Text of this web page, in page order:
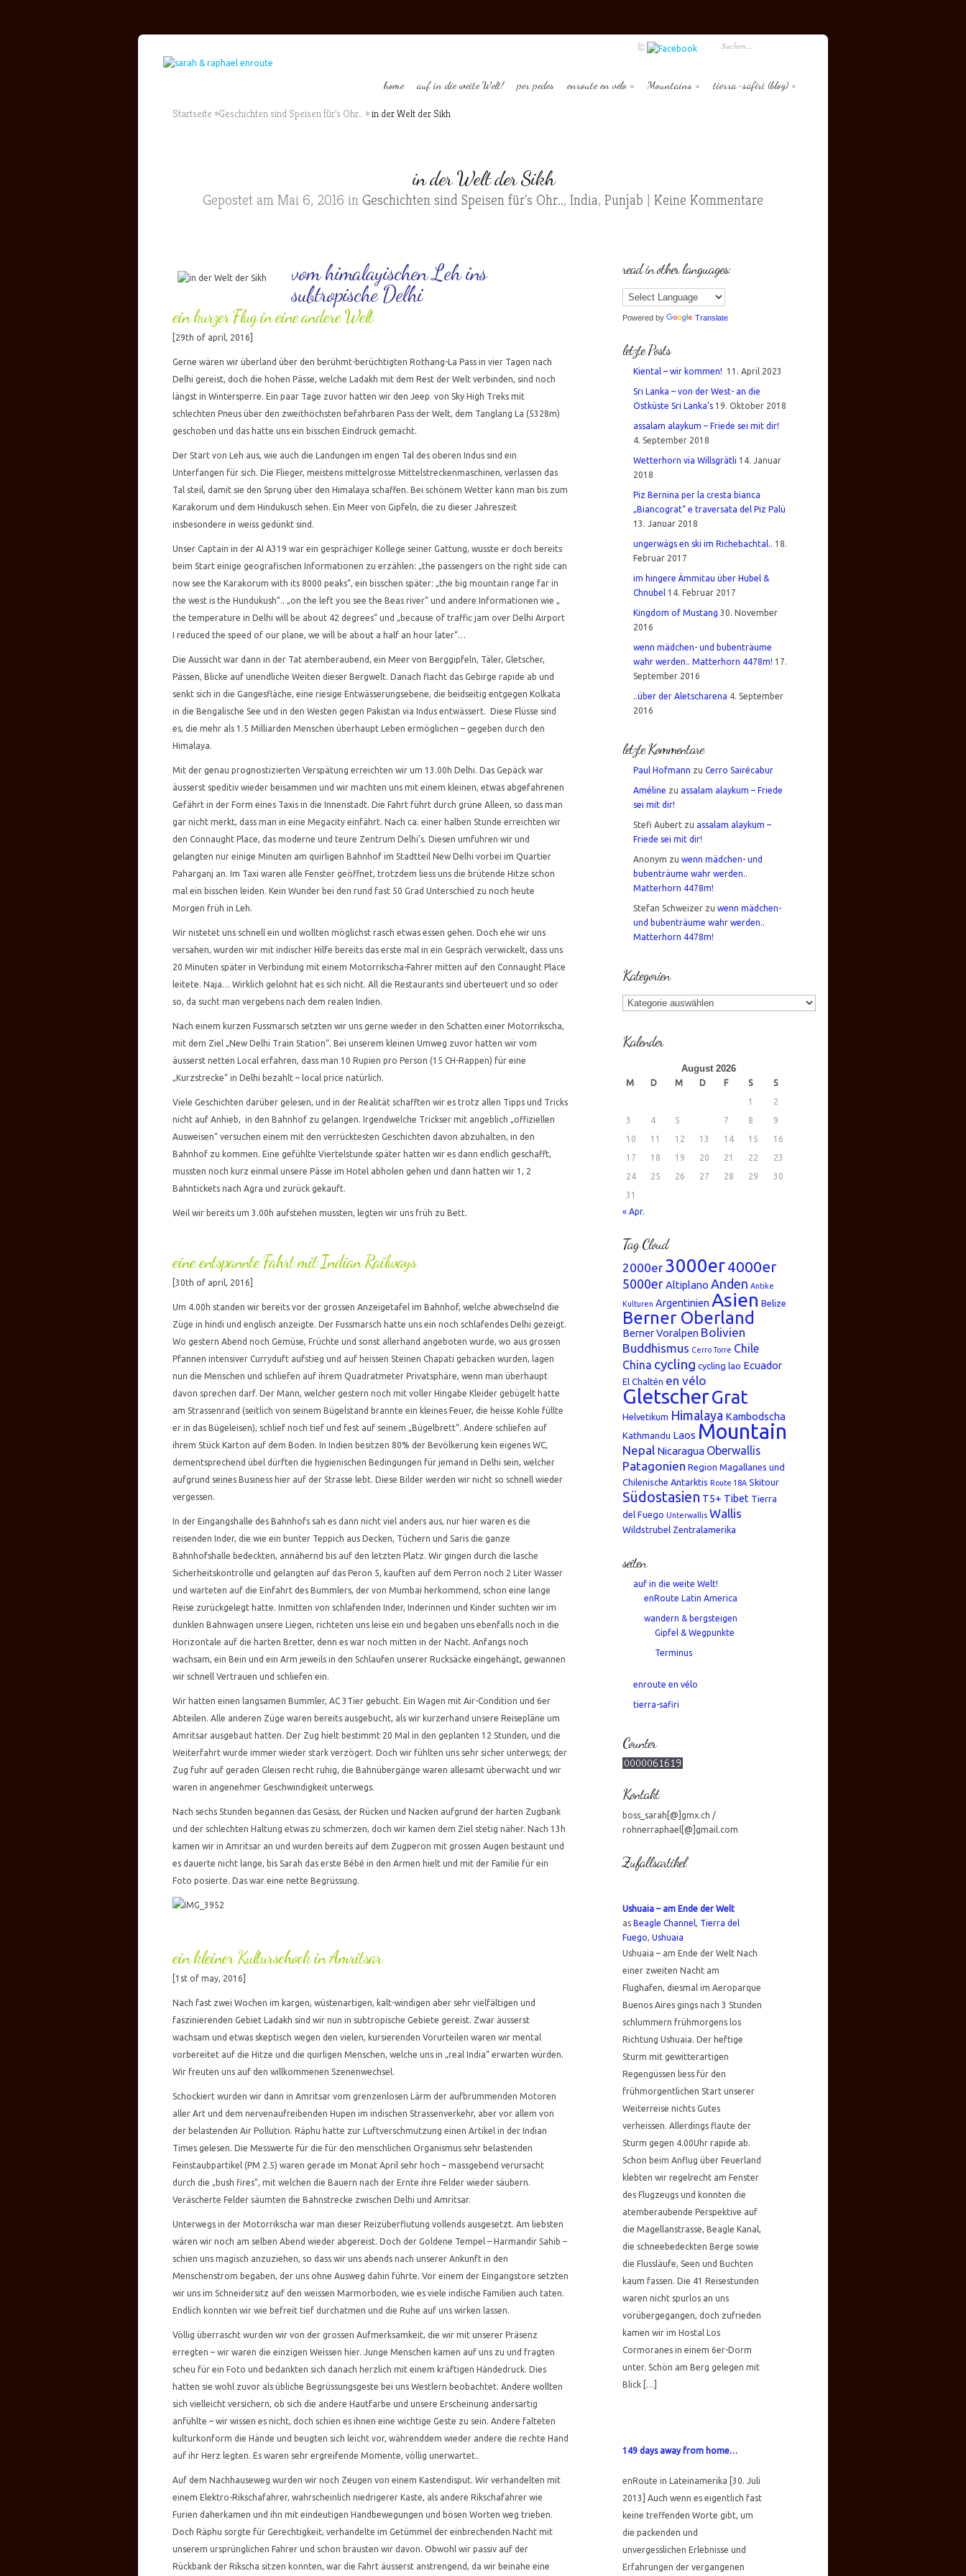
home auf in die weite Welt! per pedes enroute en vélo Mountains tierra-safiri (blog)
Startseite »Geschichten sind Speisen für's Ohr.. »in der Welt der Sikh
in der Welt der Sikh
Gepostet am Mai 6, 2016 in Geschichten sind Speisen für's Ohr.., India, Punjab | Keine Kommentare
vom himalayischen Leh ins
subtropische Delhi
ein kurzer Flug in eine andere Welt
[29th of april, 2016]
Gerne wären wir überland über den berühmt-berüchtigten Rothang-La Pass in vier Tagen nach
Delhi gereist, doch die hohen Pässe, welche Ladakh mit dem Rest der Welt verbinden, sind noch
längst in Wintersperre. Ein paar Tage zuvor hatten wir den Jeep von Sky High Treks mit
schlechten Pneus über den zweithöchsten befahrbaren Pass der Welt, dem Tanglang La (5328m)
geschoben und das hatte uns ein bisschen Eindruck gemacht.
Der Start von Leh aus, wie auch die Landungen im engen Tal des oberen Indus sind ein
Unterfangen für sich. Die Flieger, meistens mittelgrosse Mittelstreckenmaschinen, verlassen das
Tal steil, damit sie den Sprung über den Himalaya schaffen. Bei schönem Wetter kann man bis zum
Karakorum und dem Hindukusch sehen. Ein Meer von Gipfeln, die zu dieser Jahreszeit
insbesondere in weiss gedünkt sind.
Unser Captain in der AI A319 war ein gesprächiger Kollege seiner Gattung, wusste er doch bereits
beim Start einige geografischen Informationen zu erzählen: „the passengers on the right side can
now see the Karakorum with its 8000 peaks“, ein bisschen später: „the big mountain range far in
the west is the Hundukush“.. „on the left you see the Beas river“ und andere Informationen wie „
the temperature in Delhi will be about 42 degrees“ und „because of traffic jam over Delhi Airport
I reduced the speed of our plane, we will be about a half an hour later“…
Die Aussicht war dann in der Tat atemberaubend, ein Meer von Berggipfeln, Täler, Gletscher,
Pässen, Blicke auf unendliche Weiten dieser Bergwelt. Danach flacht das Gebirge rapide ab und
senkt sich in die Gangesfläche, eine riesige Entwässerungsebene, die beidseitig entgegen Kolkata
in die Bengalische See und in den Westen gegen Pakistan via Indus entwässert. Diese Flüsse sind
es, die mehr als 1.5 Milliarden Menschen überhaupt Leben ermöglichen – gegeben durch den
Himalaya.
Mit der genau prognostizierten Verspätung erreichten wir um 13.00h Delhi. Das Gepäck war
äusserst speditiv wieder beisammen und wir machten uns mit einem kleinen, etwas abgefahrenen
Gefährt in der Form eines Taxis in die Innenstadt. Die Fahrt führt durch grüne Alleen, so dass man
gar nicht merkt, dass man in eine Megacity einfährt. Nach ca. einer halben Stunde erreichten wir
den Connaught Place, das moderne und teure Zentrum Delhi’s. Diesen umfuhren wir und
gelangten nur einige Minuten am quirligen Bahnhof im Stadtteil New Delhi vorbei im Quartier
Paharganj an. Im Taxi waren alle Fenster geöffnet, trotzdem liess uns die brütende Hitze schon
mal ein bisschen leiden. Kein Wunder bei den rund fast 50 Grad Unterschied zu noch heute
Morgen früh in Leh.
Wir nistetet uns schnell ein und wollten möglichst rasch etwas essen gehen. Doch ehe wir uns
versahen, wurden wir mit indischer Hilfe bereits das erste mal in ein Gespräch verwickelt, dass uns
20 Minuten später in Verbindung mit einem Motorrikscha-Fahrer mitten auf den Connaught Place
leitete. Naja… Wirklich gelohnt hat es sich nicht. All die Restaurants sind überteuert und so oder
so, da sucht man vergebens nach dem realen Indien.
Nach einem kurzen Fussmarsch setzten wir uns gerne wieder in den Schatten einer Motorrikscha,
mit dem Ziel „New Delhi Train Station“. Bei unserem kleinen Umweg zuvor hatten wir vom
äusserst netten Local erfahren, dass man 10 Rupien pro Person (15 CH-Rappen) für eine
„Kurzstrecke“ in Delhi bezahlt – local price natürlich.
Viele Geschichten darüber gelesen, und in der Realität schafften wir es trotz allen Tipps und Tricks
nicht auf Anhieb, in den Bahnhof zu gelangen. Irgendwelche Trickser mit angeblich „offiziellen
Ausweisen“ versuchen einem mit den verrücktesten Geschichten davon abzuhalten, in den
Bahnhof zu kommen. Eine gefühlte Viertelstunde später hatten wir es dann endlich geschafft,
mussten noch kurz einmal unsere Pässe im Hotel abholen gehen und dann hatten wir 1, 2
Bahntickets nach Agra und zurück gekauft.
Weil wir bereits um 3.00h aufstehen mussten, legten wir uns früh zu Bett.
eine entspannte Fahrt mit Indian Railways
[30th of april, 2016]
Um 4.00h standen wir bereits vor der grossen Anzeigetafel im Bahnhof, welche abwechselnd die
Züge in hindi und englisch anzeigte. Der Fussmarsch hatte uns ein noch schlafendes Delhi gezeigt.
Wo gestern Abend noch Gemüse, Früchte und sonst allerhand angeboten wurde, wo aus grossen
Pfannen intensiver Curryduft aufstieg und auf heissen Steinen Chapati gebacken wurden, lagen
nun die Menschen und schliefen auf ihrem Quadratmeter Privatsphäre, wenn man überhaupt
davon sprechen darf. Der Mann, welcher gestern noch mit voller Hingabe Kleider gebügelt hatte
am Strassenrand (seitlich von seinem Bügelstand brannte ein kleines Feuer, die heisse Kohle füllte
er in das Bügeleisen), schlief noch tief und fest auf seinem „Bügelbrett“. Andere schliefen auf
ihrem Stück Karton auf dem Boden. In Indien besitzen 80% der Bevölkerung kein eigenes WC,
dementsprechend übel dürften die hygienischen Bedingungen für jemand in Delhi sein, welcher
aufgrund seines Business hier auf der Strasse lebt. Diese Bilder werden wir nicht so schnell wieder
vergessen.
In der Eingangshalle des Bahnhofs sah es dann nicht viel anders aus, nur hier waren es die
reisenden Inder, die wie ein bunter Teppich aus Decken, Tüchern und Saris die ganze
Bahnhofshalle bedeckten, annähernd bis auf den letzten Platz. Wir gingen durch die lasche
Sicherheitskontrolle und gelangten auf das Peron 5, kauften auf dem Perron noch 2 Liter Wasser
und warteten auf die Einfahrt des Bummlers, der von Mumbai herkommend, schon eine lange
Reise zurückgelegt hatte. Inmitten von schlafenden Inder, Inderinnen und Kinder suchten wir im
dunklen Bahnwagen unsere Liegen, richteten uns leise ein und begaben uns ebenfalls noch in die
Horizontale auf die harten Bretter, denn es war noch mitten in der Nacht. Anfangs noch
wachsam, ein Bein und ein Arm jeweils in den Schlaufen unserer Rucksäcke eingehängt, gewannen
wir schnell Vertrauen und schliefen ein.
Wir hatten einen langsamen Bummler, AC 3Tier gebucht. Ein Wagen mit Air-Condition und 6er
Abteilen. Alle anderen Züge waren bereits ausgebucht, als wir kurzerhand unsere Reisepläne um
Amritsar ausgebaut hatten. Der Zug hielt bestimmt 20 Mal in den geplanten 12 Stunden, und die
Weiterfahrt wurde immer wieder stark verzögert. Doch wir fühlten uns sehr sicher unterwegs; der
Zug fuhr auf geraden Gleisen recht ruhig, die Bahnübergänge waren allesamt überwacht und wir
waren in angenehmer Geschwindigkeit unterwegs.
Nach sechs Stunden begannen das Gesäss, der Rücken und Nacken aufgrund der harten Zugbank
und der schlechten Haltung etwas zu schmerzen, doch wir kamen dem Ziel stetig näher. Nach 13h
kamen wir in Amritsar an und wurden bereits auf dem Zugperon mit grossen Augen bestaunt und
es dauerte nicht lange, bis Sarah das erste Bébé in den Armen hielt und mit der Familie für ein
Foto posierte. Das war eine nette Begrüssung.
ein kleiner Kulturschock in Amritsar
[1st of may, 2016]
Nach fast zwei Wochen im kargen, wüstenartigen, kalt-windigen aber sehr vielfältigen und
faszinierenden Gebiet Ladakh sind wir nun in subtropische Gebiete gereist. Zwar äusserst
wachsam und etwas skeptisch wegen den vielen, kursierenden Vorurteilen waren wir mental
vorbereitet auf die Hitze und die quirligen Menschen, welche uns in „real India“ erwarten würden.
Wir freuten uns auf den willkommenen Szenenwechsel.
Schockiert wurden wir dann in Amritsar vom grenzenlosen Lärm der aufbrummenden Motoren
aller Art und dem nervenaufreibenden Hupen im indischen Strassenverkehr, aber vor allem von
der belastenden Air Pollution. Räphu hatte zur Luftverschmutzung einen Artikel in der Indian
Times gelesen. Die Messwerte für die für den menschlichen Organismus sehr belastenden
Feinstaubpartikel (PM 2.5) waren gerade im Monat April sehr hoch – massgebend verursacht
durch die „bush fires“, mit welchen die Bauern nach der Ernte ihre Felder wieder säubern.
Veräscherte Felder säumten die Bahnstrecke zwischen Delhi und Amritsar.
Unterwegs in der Motorrikscha war man dieser Reizüberflutung vollends ausgesetzt. Am liebsten
wären wir noch am selben Abend wieder abgereist. Doch der Goldene Tempel – Harmandir Sahib –
schien uns magisch anzuziehen, so dass wir uns abends nach unserer Ankunft in den
Menschenstrom begaben, der uns ohne Ausweg dahin führte. Vor einem der Eingangstore setzten
wir uns im Schneidersitz auf den weissen Marmorboden, wie es viele indische Familien auch taten.
Endlich konnten wir wie befreit tief durchatmen und die Ruhe auf uns wirken lassen.
Völlig überrascht wurden wir von der grossen Aufmerksamkeit, die wir mit unserer Präsenz
erregten – wir waren die einzigen Weissen hier. Junge Menschen kamen auf uns zu und fragten
scheu für ein Foto und bedankten sich danach herzlich mit einem kräftigen Händedruck. Dies
hatten sie wohl zuvor als übliche Begrüssungsgeste bei uns Westlern beobachtet. Andere wollten
sich vielleicht versichern, ob sich die andere Hautfarbe und unsere Erscheinung andersartig
anfühlte – wir wissen es nicht, doch schien es ihnen eine wichtige Geste zu sein. Andere falteten
kulturkonform die Hände und beugten sich leicht vor, währenddem wieder andere die rechte Hand
auf ihr Herz legten. Es waren sehr ergreifende Momente, völlig unerwartet..
Auf dem Nachhauseweg wurden wir noch Zeugen von einem Kastendisput. Wir verhandelten mit
einem Elektro-Rikschafahrer, wahrscheinlich niedrigerer Kaste, als andere Rikschafahrer wie
Furien daherkamen und ihn mit eindeutigen Handbewegungen und bösen Worten weg trieben.
Doch Räphu sorgte für Gerechtigkeit, verhandelte im Getümmel der einbrechenden Nacht mit
unserem ursprünglichen Fahrer und schon brausten wir davon. Obwohl wir passiv auf der
Rückbank der Rikscha sitzen konnten, war die Fahrt äusserst anstrengend, da wir beinahe eine
read in other languages:
Powered by Translate
letzte Posts
Kiental – wir kommen! 11. April 2023
Sri Lanka – von der West- an die
Ostküste Sri Lanka’s 19. Oktober 2018
assalam alaykum – Friede sei mit dir!
4. September 2018
Wetterhorn via Willsgrätli 14. Januar
2018
Piz Bernina per la cresta bianca
„Biancograt“ e traversata del Piz Palü
13. Januar 2018
ungerwägs en ski im Richebachtal.. 18.
Februar 2017
im hingere Ämmitau über Hubel &
Chnubel 14. Februar 2017
Kingdom of Mustang 30. November
2016
wenn mädchen- und bubenträume
wahr werden.. Matterhorn 4478m! 17.
September 2016
..über der Aletscharena 4. September
2016
letzte Kommentare
Paul Hofmann zu Cerro Sairécabur
Améline zu assalam alaykum – Friede
sei mit dir!
Stefi Aubert zu assalam alaykum –
Friede sei mit dir!
Anonym zu wenn mädchen- und
bubenträume wahr werden..
Matterhorn 4478m!
Stefan Schweizer zu wenn mädchen-
und bubenträume wahr werden..
Matterhorn 4478m!
Kategorien
Kategorien
Kalender
August 2026
M D M D F S
S
1
2
3
4 5 7 8
9
10
11 12 13 14 15
16
17
18 19 20 21 22
23
24
25 26 27 28 29
30
31
« Apr.
Tag Cloud
2000er 3000er4000er
5000erAltiplano Anden Antike
Kulturen Argentinien Asien Belize
Berner Oberland
Berner Voralpen Bolivien
Buddhismus Cerro Torre Chile
China cycling cycling lao Ecuador
El Chaltén en vélo
GletscherGrat
Helvetikum Himalaya Kambodscha
Kathmandu Laos Mountain
Nepal Nicaragua Oberwallis
Patagonien Region Magallanes und
Chilenische Antarktis Route 18A Skitour
Südostasien T5+ Tibet Tierra
del Fuego Unterwallis Wallis
Wildstrubel Zentralamerika
seiten
auf in die weite Welt!
enRoute Latin America
wandern & bergsteigen
Gipfel & Wegpunkte
Terminus
enroute en vélo
tierra-safiri
Counter
Kontakt
boss_sarah[@]gmx.ch /
rohnerraphael[@]gmail.com
Zufallsartikel
Ushuaia – am Ende der Welt
as Beagle Channel, Tierra del
Fuego, Ushuaia
Ushuaia – am Ende der Welt Nach
einer zweiten Nacht am
Flughafen, diesmal im Aeroparque
Buenos Aires gings nach 3 Stunden
schlummern frühmorgens los
Richtung Ushuaia. Der heftige
Sturm mit gewitterartigen
Regengüssen liess für den
frühmorgentlichen Start unserer
Weiterreise nichts Gutes
verheissen. Allerdings flaute der
Sturm gegen 4.00Uhr rapide ab.
Schon beim Anflug über Feuerland
klebten wir regelrecht am Fenster
des Flugzeugs und konnten die
atemberaubende Perspektive auf
die Magellanstrasse, Beagle Kanal,
die schneebedeckten Berge sowie
die Flussläufe, Seen und Buchten
kaum fassen. Die 41 Reisestunden
waren nicht spurlos an uns
vorübergegangen, doch zufrieden
kamen wir im Hostal Los
Cormoranes in einem 6er-Dorm
unter. Schön am Berg gelegen mit
Blick […]
149 days away from home…
enRoute in Lateinamerika [30. Juli
2013] Auch wenn es eigentlich fast
keine treffenden Worte gibt, um
die packenden und
unvergesslichen Erlebnisse und
Erfahrungen der vergangenen